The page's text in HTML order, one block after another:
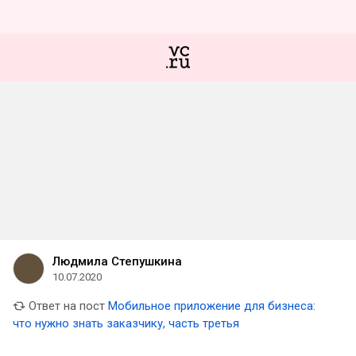
Людмила Степушкина
10.07.2020
Ответ на пост Мобильное приложение для бизнеса:
что нужно знать заказчику, часть третья